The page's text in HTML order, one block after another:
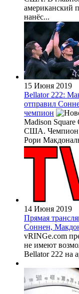
американский
нанёс...
15 Июня 2019
Bellator 222:
отправил
чемпион
Madison
США. Чемпион
Рори
14 Июня 2019
Прямая
Соннен,
vRINGe.com
не имеют
Bellator 222 на